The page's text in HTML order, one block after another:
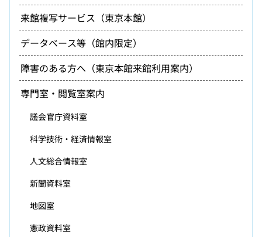
来館複写サービス（東京本館）
データベース等（館内限定）
障害のある方へ（東京本館来館利用案内）
専門室・閲覧室案内
議会官庁資料室
科学技術・経済情報室
人文総合情報室
新聞資料室
地図室
憲政資料室